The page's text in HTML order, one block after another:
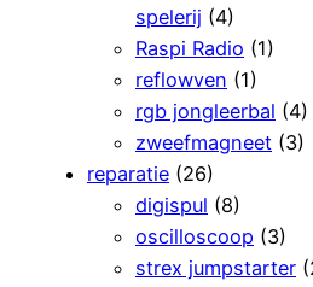
spelerij (4)
Raspi Radio (1)
reflowven (1)
rgb jongleerbal (4)
zweefmagneet (3)
reparatie (26)
digispul (8)
oscilloscoop (3)
strex jumpstarter